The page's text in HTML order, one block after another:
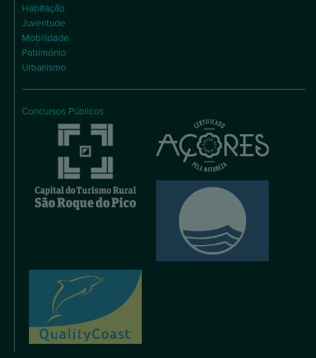
Habitação
Juventude
Mobilidade
Património
Urbanismo
Concursos Públicos